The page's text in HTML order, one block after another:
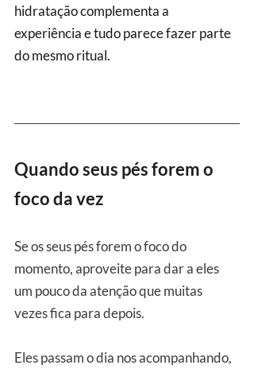
hidratação complementa a
experiência e tudo parece fazer parte
do mesmo ritual.
Quando seus pés forem o
foco da vez
Se os seus pés forem o foco do
momento, aproveite para dar a eles
um pouco da atenção que muitas
vezes fica para depois.
Eles passam o dia nos acompanhando,